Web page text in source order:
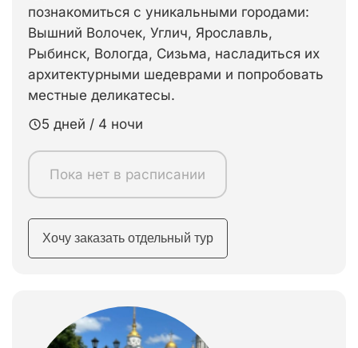
познакомиться с уникальными городами:
Вышний Волочек, Углич, Ярославль,
Рыбинск, Вологда, Сизьма, насладиться их
архитектурными шедеврами и попробовать
местные деликатесы.
5 дней / 4 ночи
Пока нет в расписании
Хочу заказать отдельный тур